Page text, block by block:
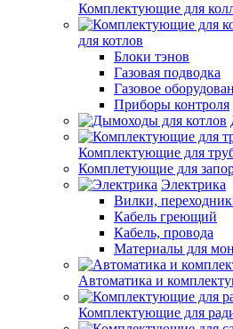
Комплектующие для
для котлов
Блоки тэнов
Газовая подводка
Газовое
Приборы контроля
Комплектующие для
Комплетующие для
Электрика
Вилки,
Кабель греющий
Кабель, провода
Материалы для
Автоматика и
Комплектующие для